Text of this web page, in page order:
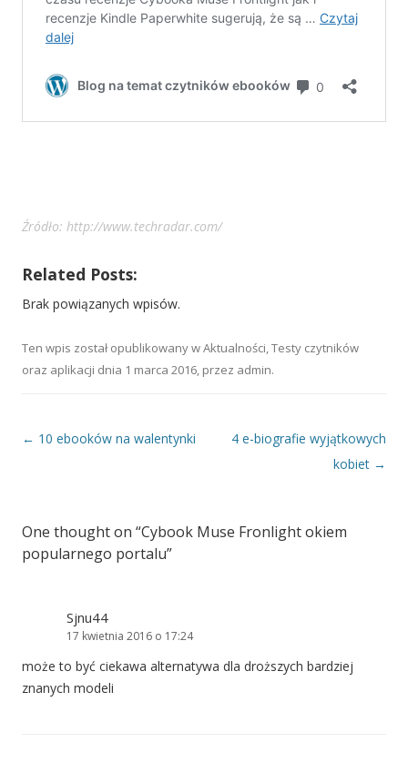
Źródło: http://www.techradar.com/
Related Posts:
Brak powiązanych wpisów.
Ten wpis został opublikowany wAktualności,Testy czytników
oraz aplikacji dnia 1 marca 2016, przez admin.
Nawigacja wpisu
← 10 ebooków na walentynki
4 e-biografie wyjątkowych
kobiet →
One thought on “Cybook Muse Fronlight okiem
popularnego portalu”
Sjnu44
17 kwietnia 2016 o 17:24
może to być ciekawa alternatywa dla droższych bardziej
znanych modeli